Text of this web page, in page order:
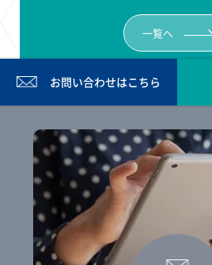
一覧へ
お問い合わせはこちら